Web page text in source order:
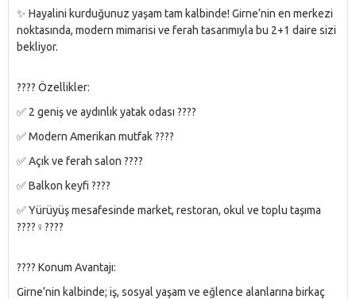
✨ Hayalini kurduğunuz yaşam tam kalbinde! Girne’nin en merkezi
noktasında, modern mimarisi ve ferah tasarımıyla bu 2+1 daire sizi
bekliyor.
???? Özellikler:
✅ 2 geniş ve aydınlık yatak odası ????️
✅ Modern Amerikan mutfak ????
✅ Açık ve ferah salon ????️
✅ Balkon keyfi ????
✅ Yürüyüş mesafesinde market, restoran, okul ve toplu taşıma
????‍♀️????️
???? Konum Avantajı:
Girne’nin kalbinde; iş, sosyal yaşam ve eğlence alanlarına birkaç